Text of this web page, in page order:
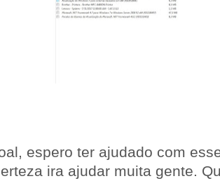
espero ter ajudado com
ira ajudar muita gente.